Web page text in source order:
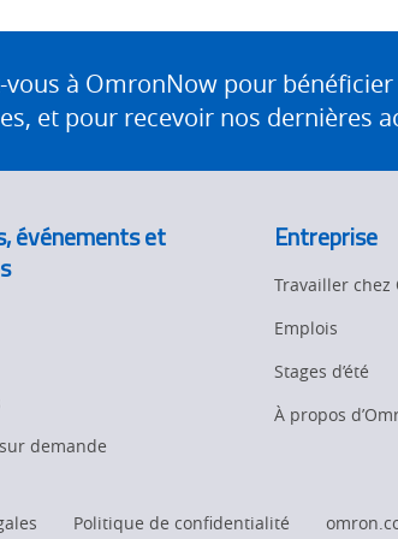
and Vision
Motion and
Panel
Quality
Safety Solutions
Training
Sysmac Platform
Updates
vous à OmronNow pour
et pour recevoir nos dernières
événements et
demande
Entreprise
Travailler chez
Emplois
Stages d’été
À propos
Politique de confidentialité